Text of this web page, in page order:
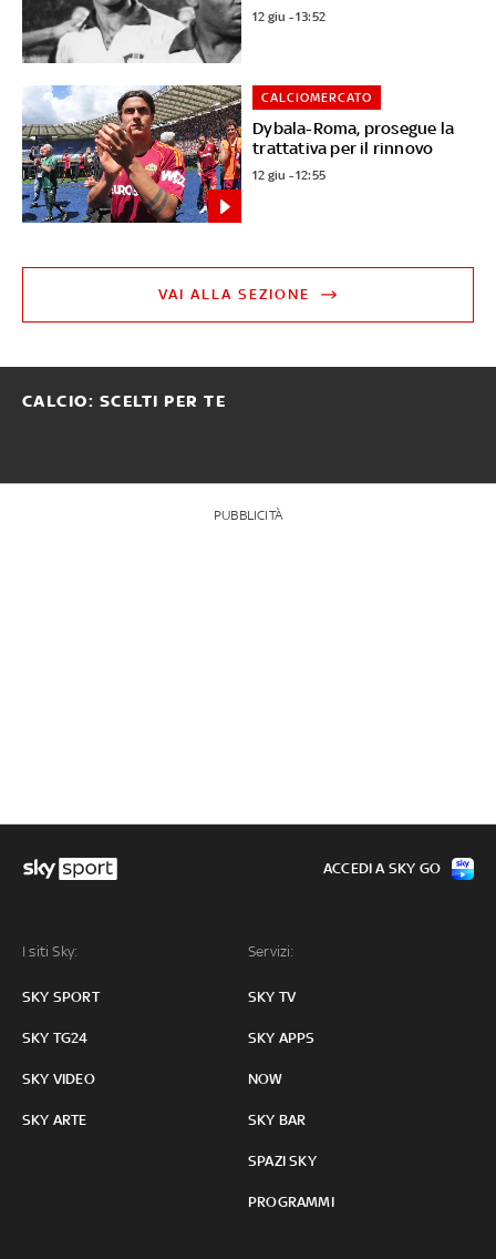
12 giu - 13:52
Dybala-Roma, prosegue la
trattativa per il rinnovo
CALCIOMERCATO
12 giu - 12:55
VAI ALLA SEZIONE
CALCIO: SCELTI PER TE
PUBBLICITÀ
I siti Sky:
SKY SPORT
SKY TG24
SKY VIDEO
SKY ARTE
Servizi:
SKY TV
SKY APPS
NOW
SKY BAR
SPAZI SKY
PROGRAMMI
ACCEDI A SKY GO